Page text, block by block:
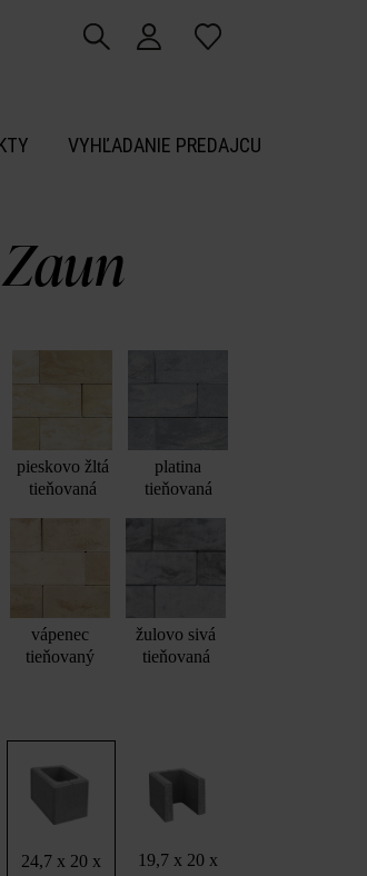
VYHĽADANIE PREDAJCU
pieskovo žltá
tieňovaná
platina
tieňovaná
vápenec
tieňovaný
žulovo sivá
tieňovaná
24,7 x 20 x
19,7 x 20 x